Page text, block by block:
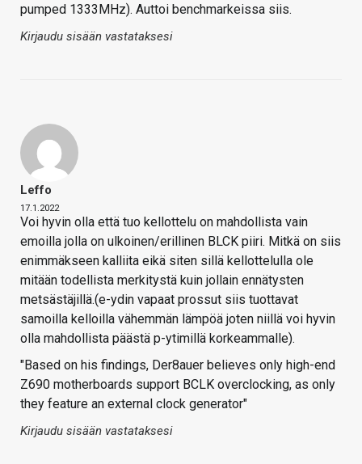
pumped 1333MHz). Auttoi benchmarkeissa siis.
Kirjaudu sisään vastataksesi
Leffo
17.1.2022
Voi hyvin olla että tuo kellottelu on mahdollista vain
emoilla jolla on ulkoinen/erillinen BLCK piiri. Mitkä on siis
enimmäkseen kalliita eikä siten sillä kellottelulla ole
mitään todellista merkitystä kuin jollain ennätysten
metsästäjillä.(e-ydin vapaat prossut siis tuottavat
samoilla kelloilla vähemmän lämpöä joten niillä voi hyvin
olla mahdollista päästä p-ytimillä korkeammalle).
"Based on his findings, Der8auer believes only high-end
Z690 motherboards support BCLK overclocking, as only
they feature an external clock generator"
Kirjaudu sisään vastataksesi